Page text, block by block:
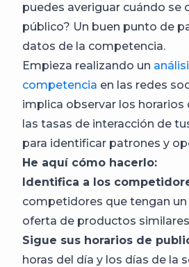
puedes averiguar cuándo se
público? Un buen punto de
datos de la competencia.
Empieza realizando un
competencia en las redes
implica observar los horarios
las tasas de interacción de
para identificar patrones y
He aquí cómo hacerlo:
Identifica a los
competidores que tengan un
oferta de productos
Sigue sus horarios de
horas del día y los días de la